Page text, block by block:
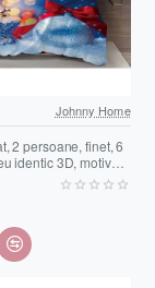
Johnny Home
2 persoane, finet, 6
identic 3D, motiv